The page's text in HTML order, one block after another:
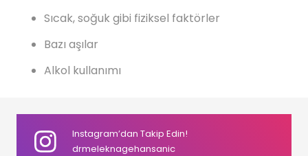
Sıcak, soğuk gibi fiziksel faktörler
Bazı aşılar
Alkol kullanımı
Instagram’dan Takip Edin!
drmeleknagehansanic